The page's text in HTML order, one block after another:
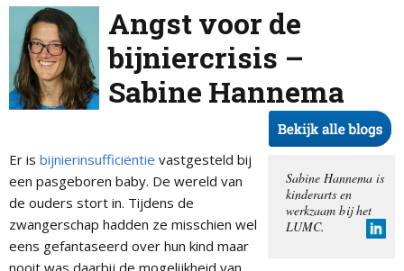
Angst voor de
bijniercrisis –
Sabine Hannema
Sabine Hannema is
kinderarts en
werkzaam bij het
LUMC.
Er is bijnierinsufficiëntie vastgesteld bij
een pasgeboren baby. De wereld van
de ouders stort in. Tijdens de
zwangerschap hadden ze misschien wel
eens gefantaseerd over hun kind maar
nooit was daarbij de mogelijkheid van